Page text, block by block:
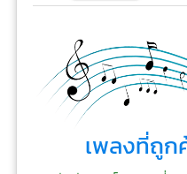
เพลงที่ถูก